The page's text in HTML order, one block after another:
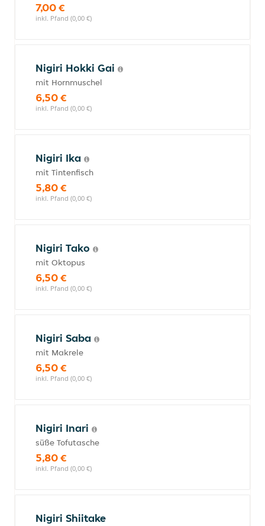
7,00 €
inkl. Pfand (0,00 €)
Nigiri Hokki Gai
mit Hornmuschel
6,50 €
inkl. Pfand (0,00 €)
Nigiri Ika
mit Tintenfisch
5,80 €
inkl. Pfand (0,00 €)
Nigiri Tako
mit Oktopus
6,50 €
inkl. Pfand (0,00 €)
Nigiri Saba
mit Makrele
6,50 €
inkl. Pfand (0,00 €)
Nigiri Inari
süße Tofutasche
5,80 €
inkl. Pfand (0,00 €)
Nigiri Shiitake